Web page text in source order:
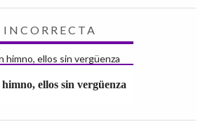
ellos sin vergüenza